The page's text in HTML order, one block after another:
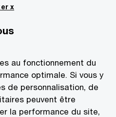
la tendance
au fonctionnement du
optimale. Si vous y
de personnalisation, de
peuvent être
la performance du site,
x